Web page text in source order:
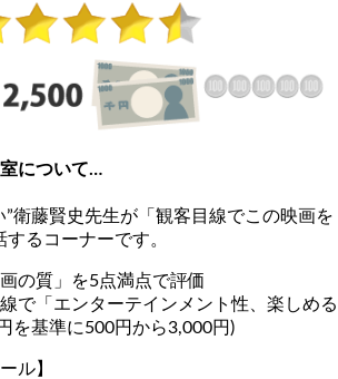
について…
”衛藤賢史先生が「観客目線でこの映画を
るコーナーです。
の質」を5点満点で評価
で「エンターテインメント性、楽しめる
を基準に500円から3,000円)
ル】